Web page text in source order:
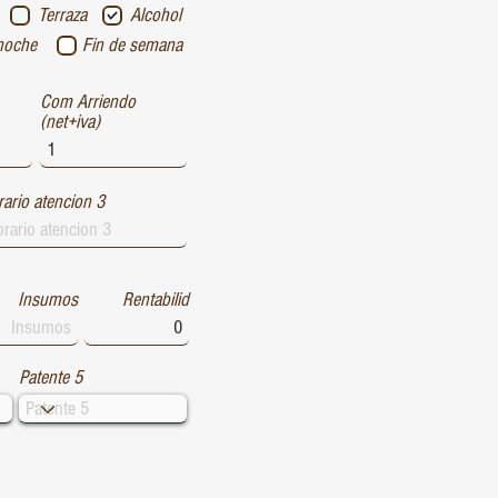
Alcohol
Terraza
Fin de semana
Com Arriendo
(net+iva)
atencion 3
Insumos Rentabilid
Patente 5